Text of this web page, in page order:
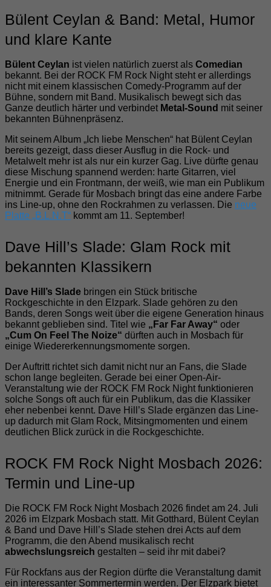
Bülent Ceylan & Band: Metal, Humor
und klare Kante
Bülent Ceylan ist vielen natürlich zuerst als Comedian
bekannt. Bei der ROCK FM Rock Night steht er allerdings
nicht mit einem klassischen Comedy-Programm auf der
Bühne, sondern mit Band. Musikalisch bewegt sich das
Ganze deutlich härter und verbindet Metal-Sound mit seiner
bekannten Bühnenpräsenz.
Mit seinem Album „Ich liebe Menschen“ hat Bülent Ceylan
bereits gezeigt, dass dieser Ausflug in die Rock- und
Metalwelt mehr ist als nur ein kurzer Gag. Live dürfte genau
diese Mischung spannend werden: harte Gitarren, viel
Energie und ein Frontmann, der weiß, wie man ein Publikum
mitnimmt. Gerade für Mosbach bringt das eine andere Farbe
ins Line-up, ohne den Rockrahmen zu verlassen. Die neue
Platte „B.L.N.T“ kommt am 11. September!
Dave Hill’s Slade: Glam Rock mit
bekannten Klassikern
Dave Hill’s Slade bringen ein Stück britische
Rockgeschichte in den Elzpark. Slade gehören zu den
Bands, deren Songs weit über die eigene Generation hinaus
bekannt geblieben sind. Titel wie „Far Far Away“ oder
„Cum On Feel The Noize“ dürften auch in Mosbach für
einige Wiedererkennungsmomente sorgen.
Der Auftritt richtet sich damit nicht nur an Fans, die Slade
schon lange begleiten. Gerade bei einer Open-Air-
Veranstaltung wie der ROCK FM Rock Night funktionieren
solche Songs oft auch für ein Publikum, das die Klassiker
eher nebenbei kennt. Dave Hill’s Slade ergänzen das Line-
up dadurch mit Glam Rock, Mitsingmomenten und einem
deutlichen Blick zurück in die Rockgeschichte.
ROCK FM Rock Night Mosbach 2026:
Termin und Line-up
Die ROCK FM Rock Night Mosbach 2026 findet am 24. Juli
2026 im Elzpark Mosbach statt. Mit Gotthard, Bülent Ceylan
& Band und Dave Hill’s Slade stehen drei Acts auf dem
Programm, die den Abend musikalisch recht
abwechslungsreich gestalten – seid ihr mit dabei?
Für Rockfans aus der Region dürfte die Veranstaltung damit
ein interessanter Sommertermin werden. Der Elzpark bietet